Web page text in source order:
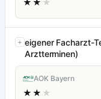
★★ ★
eigener Facharzt-
Arztterminen)
AOK Bayern
★★ ★